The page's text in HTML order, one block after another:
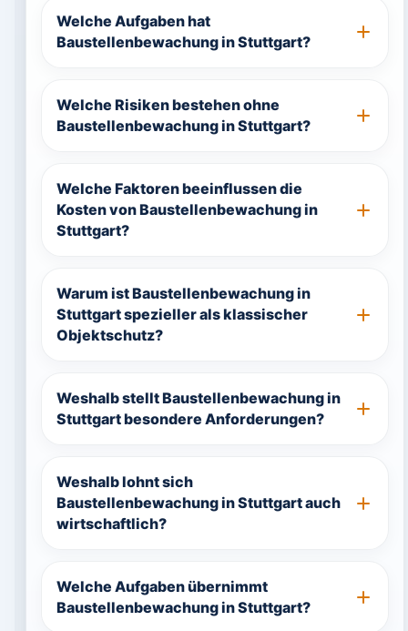
Welche Aufgaben hat
Baustellenbewachung in Stuttgart?
Welche Risiken bestehen ohne
Baustellenbewachung in Stuttgart?
Welche Faktoren beeinflussen die
Kosten von Baustellenbewachung in
Stuttgart?
Warum ist Baustellenbewachung in
Stuttgart spezieller als klassischer
Objektschutz?
Weshalb stellt Baustellenbewachung in
Stuttgart besondere Anforderungen?
Weshalb lohnt sich
Baustellenbewachung in Stuttgart auch
wirtschaftlich?
Welche Aufgaben übernimmt
Baustellenbewachung in Stuttgart?